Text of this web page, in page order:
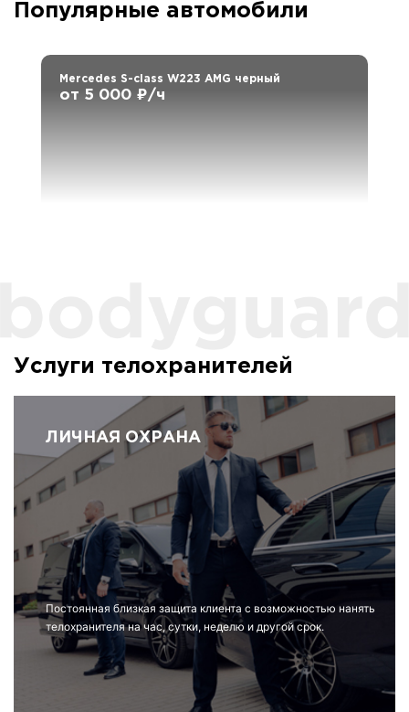
Популярные автомобили
Mercedes S-class W223 AMG черный
от 5 000 ₽/ч
Услуги телохранителей
ЛИЧНАЯ ОХРАНА
Постоянная близкая защита клиента с возможностью нанять
телохранителя на час, сутки, неделю и другой срок.